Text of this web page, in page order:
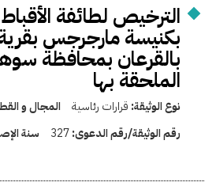
الترخيص لطائفة
بكنيسة مارجرجس
بالقرعان بمحافظة
الملحقة بها
نوع الوثيقة: قرارات رئاسية المجال و
رقم الوثيقة/رقم الدعوى:327 سنة